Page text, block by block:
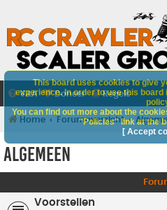
V&A Doneer Regels
Home Forumoverzicht
Algemeen
Voorstellen
This board uses cookies to give
experience. In order to use this
You can find out more about the
"Policies" link at the
[ Accept